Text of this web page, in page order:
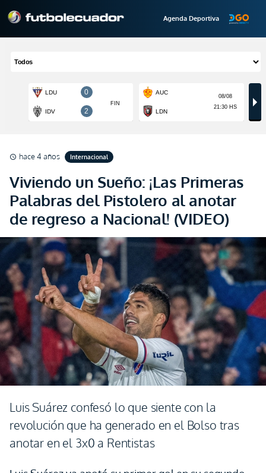
Agenda Deportiva
schedule hace 4 años Internacional
Viviendo un Sueño: ¡Las Primeras
Palabras del Pistolero al anotar
de regreso a Nacional! (VIDEO)
Luis Suárez confesó lo que siente con la
revolución que ha generado en el Bolso tras
anotar en el 3x0 a Rentistas